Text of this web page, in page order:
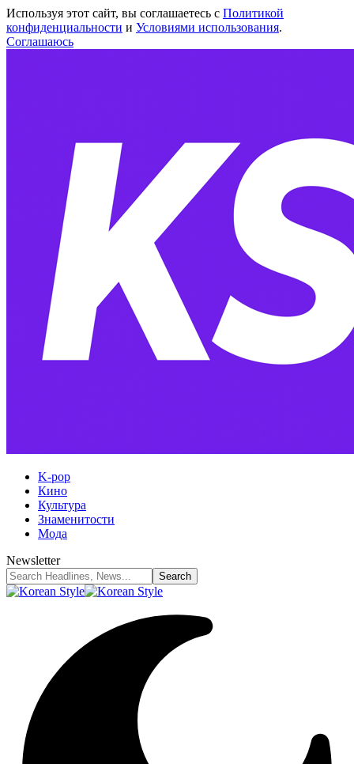
Используя этот сайт, вы соглашаетесь с Политикой
конфиденциальности и Условиями использования.
Соглашаюсь
K-pop
Кино
Культура
Знаменитости
Мода
Newsletter